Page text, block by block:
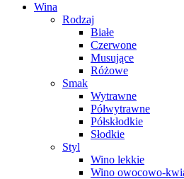
Wina
Rodzaj
Białe
Czerwone
Musujące
Różowe
Smak
Wytrawne
Półwytrawne
Półskłodkie
Słodkie
Styl
Wino lekkie
Wino owocowo-